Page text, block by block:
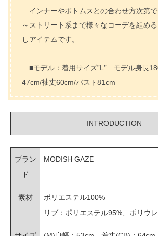
インナーやボトムスとの合わせ方次第
～ストリート系まで様々なコーデを組め
しアイテムです。
■モデル：着用サイズ”L” モデル身長
47cm/袖丈60cm/バスト81cm
INTRODUCTION
ブラン
ド
MODISH GAZE
素材
ポリエステル100%
リブ：ポリエステル95%、ポリウ